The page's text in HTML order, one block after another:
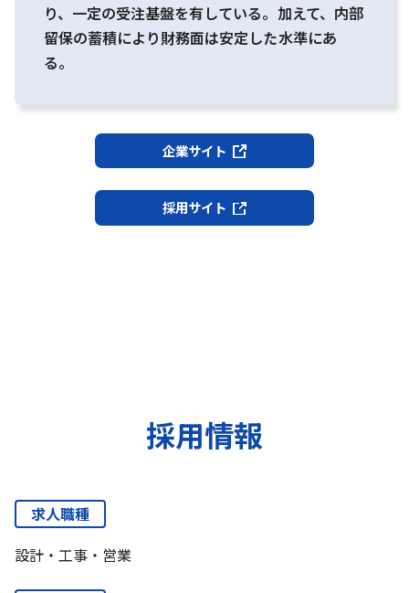
り、一定の受注基盤を有している。加えて、内部
留保の蓄積により財務面は安定した水準にあ
る。
企業サイト
採用サイト
採用情報
求人職種
設計・工事・営業